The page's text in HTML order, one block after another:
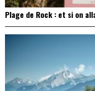
Plage de Rock : et si on